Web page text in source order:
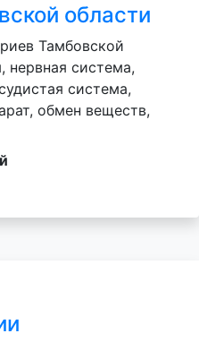
области
Тамбовской
нервная система,
система,
обмен веществ,